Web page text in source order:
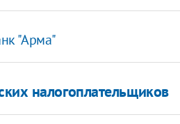
"Арма"
налогоплательщиков